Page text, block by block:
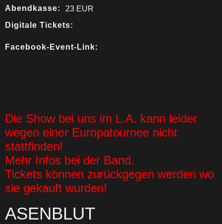
Abendkasse:
23 EUR
Digitale Tickets:
Facebook-Event-Link:
Die Show bei uns im L.A. kann leider
wegen einer Europatournee nicht
stattfinden!
Mehr Infos bei der Band.
Tickets können zurückgegen werden wo
sie gekauft wurden!
ASENBLUT